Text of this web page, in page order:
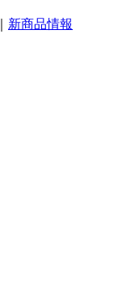
新商品情報